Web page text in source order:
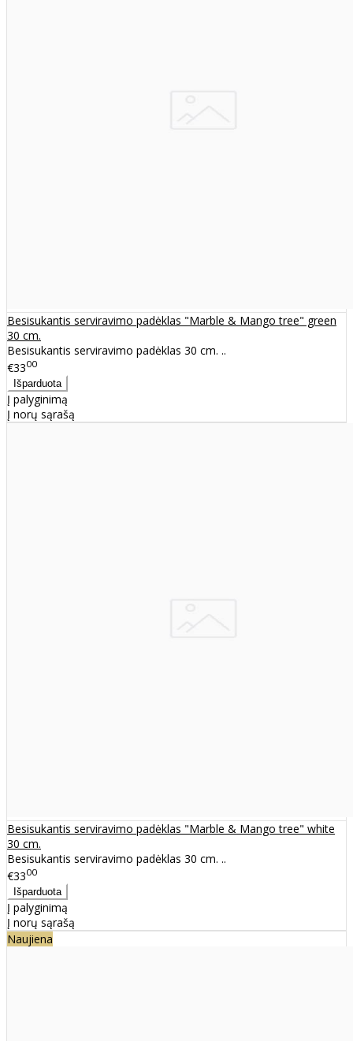
Besisukantis serviravimo padėklas "Marble & Mango tree" green
30 cm.
Besisukantis serviravimo padėklas 30 cm. ..
€3300
Į palyginimą
Į norų sąrašą
Besisukantis serviravimo padėklas "Marble & Mango tree" white
30 cm.
Besisukantis serviravimo padėklas 30 cm. ..
€3300
Į palyginimą
Į norų sąrašą
Naujiena